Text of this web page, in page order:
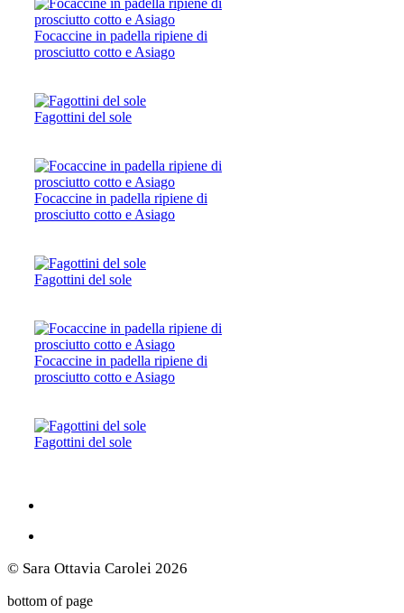
Focaccine in padella ripiene di
prosciutto cotto e Asiago
Fagottini del sole
Focaccine in padella ripiene di
prosciutto cotto e Asiago
Fagottini del sole
Focaccine in padella ripiene di
prosciutto cotto e Asiago
Fagottini del sole
© Sara Ottavia Carolei 2026
bottom of page